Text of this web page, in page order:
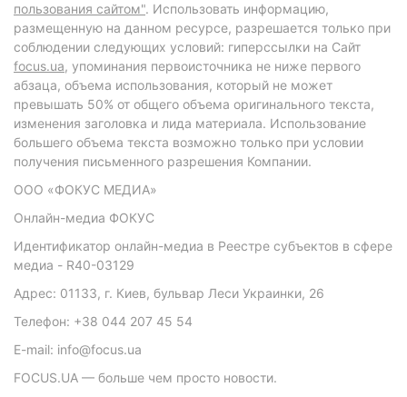
пользования сайтом". Использовать информацию,
размещенную на данном ресурсе, разрешается только при
соблюдении следующих условий: гиперссылки на Сайт
focus.ua, упоминания первоисточника не ниже первого
абзаца, объема использования, который не может
превышать 50% от общего объема оригинального текста,
изменения заголовка и лида материала. Использование
большего объема текста возможно только при условии
получения письменного разрешения Компании.
ООО «ФОКУС МЕДИА»
Онлайн-медиа ФОКУС
Идентификатор онлайн-медиа в Реестре субъектов в сфере
медиа - R40-03129
Адрес: 01133, г. Киев, бульвар Леси Украинки, 26
Телефон: +38 044 207 45 54
E-mail: info@focus.ua
FOCUS.UA — больше чем просто новости.